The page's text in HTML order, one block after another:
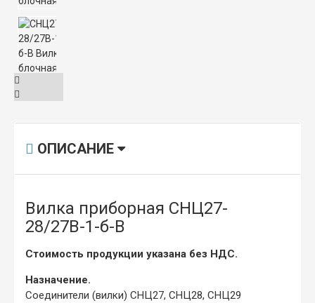
ОПИСАНИЕ
Вилка приборная СНЦ27-
28/27В-1-б-В
Стоимость продукции указана без НДС.
Назначение.
Соединители (вилки) СНЦ27, СНЦ28, СНЦ29